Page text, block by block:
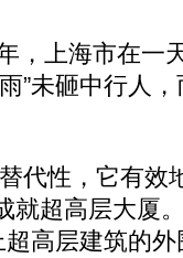
上海市在一
”未砸中行人
性，它有效
超高层大厦
高层建筑的